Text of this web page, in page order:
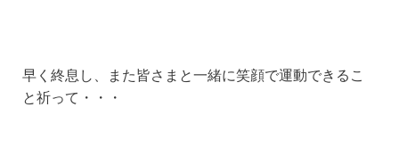
早く終息し、また皆さまと一緒に笑顔で運動できるこ
と祈って・・・